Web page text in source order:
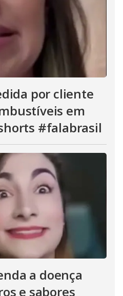
por cliente
em
#falabrasil
a doença
e sabores